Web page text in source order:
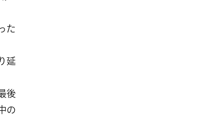
た
延
後
の